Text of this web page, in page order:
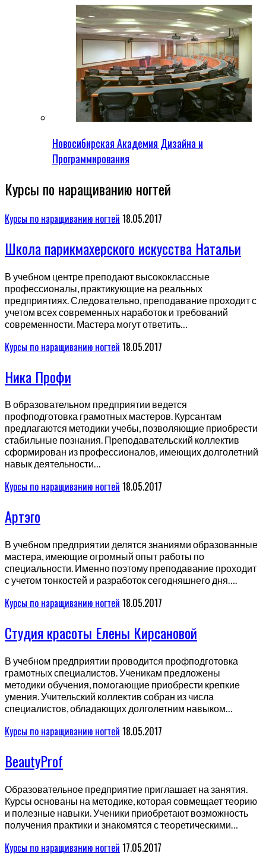
Новосибирская Академия Дизайна и
Программирования
Курсы по наращиванию ногтей
Курсы по наращиванию ногтей 18.05.2017
Школа парикмахерского искусства Натальи
В учебном центре преподают высококлассные
профессионалы, практикующие на реальных
предприятиях. Следовательно, преподавание проходит с
учетом всех современных наработок и требований
современности. Мастера могут ответить…
Курсы по наращиванию ногтей 18.05.2017
Ника Профи
В образовательном предприятии ведется
профподготовка грамотных мастеров. Курсантам
предлагаются методики учебы, позволяющие приобрести
стабильные познания. Преподавательский коллектив
сформирован из профессионалов, имеющих долголетний
навык деятельности…
Курсы по наращиванию ногтей 18.05.2017
Артэго
В учебном предприятии делятся знаниями образованные
мастера, имеющие огромный опыт работы по
специальности. Именно поэтому преподавание проходит
с учетом тонкостей и разработок сегодняшнего дня….
Курсы по наращиванию ногтей 18.05.2017
Студия красоты Елены Кирсановой
В учебном предприятии проводится профподготовка
грамотных специалистов. Ученикам предложены
методики обучения, помогающие приобрести крепкие
умения. Учительский коллектив собран из числа
специалистов, обладающих долголетним навыком…
Курсы по наращиванию ногтей 18.05.2017
BeautyProf
Образовательное предприятие приглашает на занятия.
Курсы основаны на методике, которая совмещает теорию
и полезные навыки. Ученики приобретают возможность
получения практики и знакомятся с теоретическими…
Курсы по наращиванию ногтей 17.05.2017